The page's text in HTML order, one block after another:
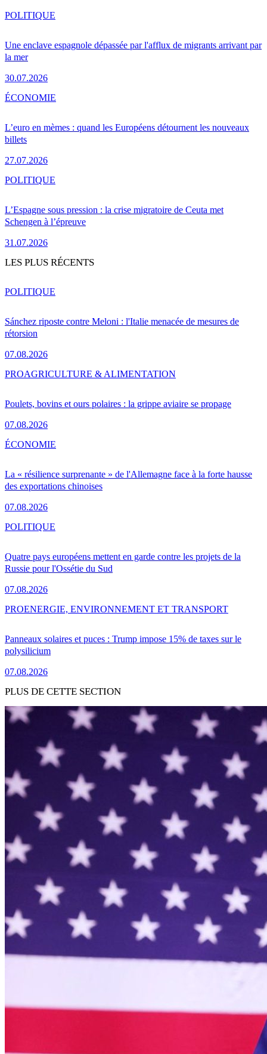
Une enclave espagnole dépassée par l'afflux de migrants arrivant par
la mer
30.07.2026
POLITIQUE
L’euro en mèmes : quand les Européens détournent les nouveaux
billets
27.07.2026
ÉCONOMIE
L’Espagne sous pression : la crise migratoire de Ceuta met
Schengen à l’épreuve
31.07.2026
POLITIQUE
LES PLUS RÉCENTS
Sánchez riposte contre Meloni : l'Italie menacée de mesures de
rétorsion
07.08.2026
POLITIQUE
Poulets, bovins et ours polaires : la grippe aviaire se propage
07.08.2026
PROAGRICULTURE & ALIMENTATION
La « résilience surprenante » de l'Allemagne face à la forte hausse
des exportations chinoises
07.08.2026
ÉCONOMIE
Quatre pays européens mettent en garde contre les projets de la
Russie pour l'Ossétie du Sud
07.08.2026
POLITIQUE
Panneaux solaires et puces : Trump impose 15% de taxes sur le
polysilicium
07.08.2026
PROENERGIE, ENVIRONNEMENT ET TRANSPORT
PLUS DE CETTE SECTION